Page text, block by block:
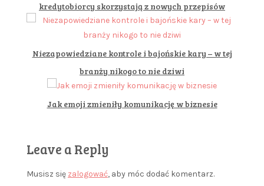
kredytobiorcy skorzystają z nowych przepisów
Niezapowiedziane kontrole i bajońskie kary – w tej
branży nikogo to nie dziwi
Jak emoji zmieniły komunikację w biznesie
Leave a Reply
Musisz się zalogować, aby móc dodać komentarz.